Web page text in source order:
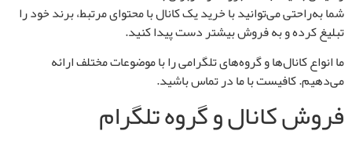
شما به‌راحتی می‌توانید با خرید یک کانال با محتوای مرتبط، برند خود را
تبلیغ کرده و به فروش بیشتر دست پیدا کنید.
ما انواع کانال‌ها و گروه‌های تلگرامی را با موضوعات مختلف ارائه
می‌دهیم. کافیست با ما در تماس باشید.
فروش کانال و گروه تلگرام